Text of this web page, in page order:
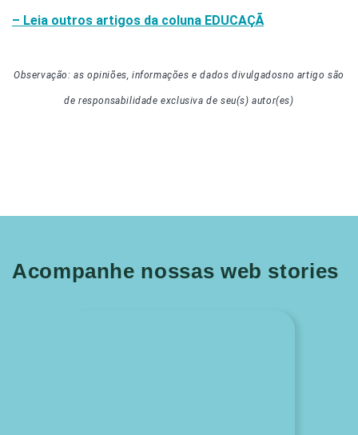
– Leia outros artigos da coluna EDUCAÇÃ
Observação: as opiniões, informações e dados divulgadosno artigosão
de responsabilidade exclusiva de seu(s) autor(es)
Acompanhe nossas web stories